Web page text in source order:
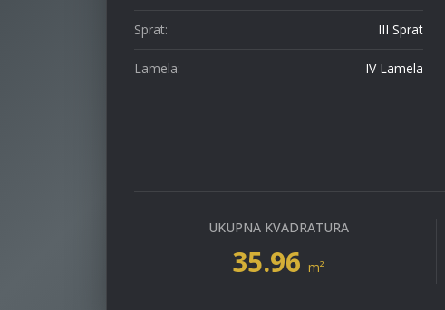
Sprat: III Sprat
Lamela: IV Lamela
UKUPNA KVADRATURA
35.96 m²